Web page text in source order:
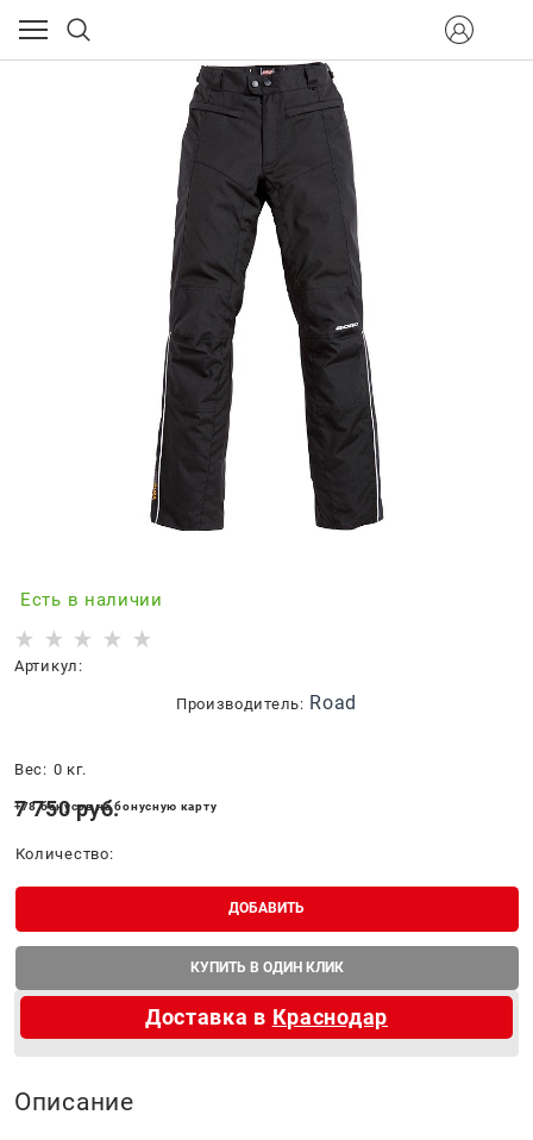
Есть в наличии
Артикул:
Производитель: Road
Вес: 0 кг.
7 750 руб.
+78 бонусов на бонусную карту
Количество:
ДОБАВИТЬ
КУПИТЬ В ОДИН КЛИК
Доставка в Краснодар
Описание